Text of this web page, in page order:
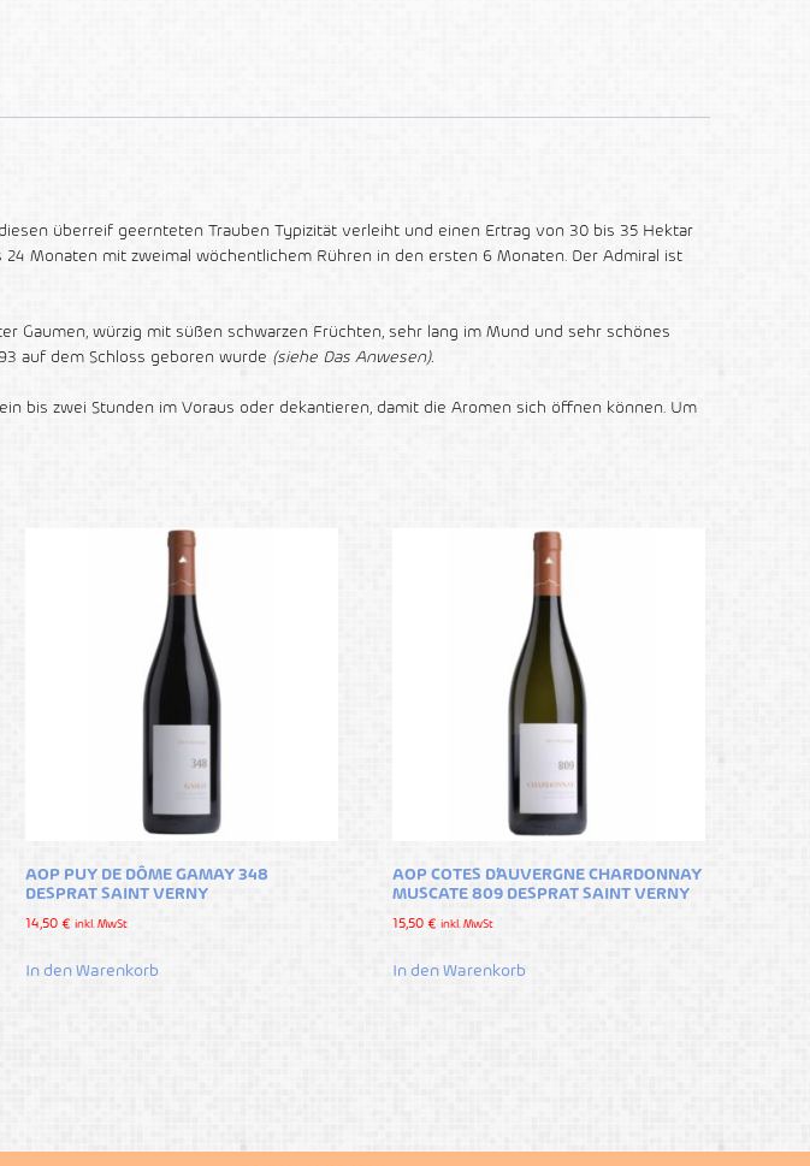
überreif geernteten Trauben Typizität verleiht und einen Ertrag von 30 bis 35 Hektar
Monaten mit zweimal wöchentlichem Rühren in den ersten 6 Monaten. Der Admiral ist
Gaumen, würzig mit süßen schwarzen Früchten, sehr lang im Mund und sehr schönes
auf dem Schloss geboren wurde (siehe Das Anwesen).
bis zwei Stunden im Voraus oder dekantieren, damit die Aromen sich öffnen können. Um
AOP PUY DE DÔME GAMAY 348
DESPRAT SAINT VERNY
14,50 € inkl. MwSt
In den Warenkorb
AOP COTES D’AUVERGNE CHARDONNAY
MUSCATE 809 DESPRAT SAINT VERNY
15,50 € inkl. MwSt
In den Warenkorb